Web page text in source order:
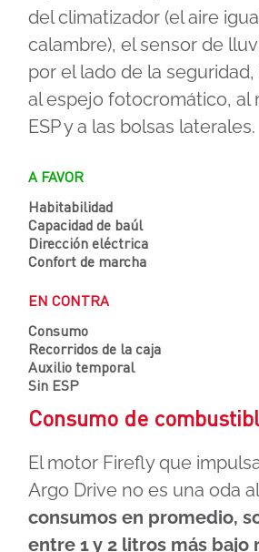
del climatizador (el aire
calambre), el sensor de
por el lado de la
al espejo fotocromático, al
ESP y a las bolsas laterales.
A FAVOR
Habitabilidad
Capacidad de baúl
Dirección eléctrica
Confort de marcha
EN CONTRA
Consumo
Recorridos de la caja
Auxilio temporal
Sin ESP
Consumo de
El motor Firefly que
Argo Drive no es una oda
consumos en promedio,
entre 1 y 2 litros más bajo